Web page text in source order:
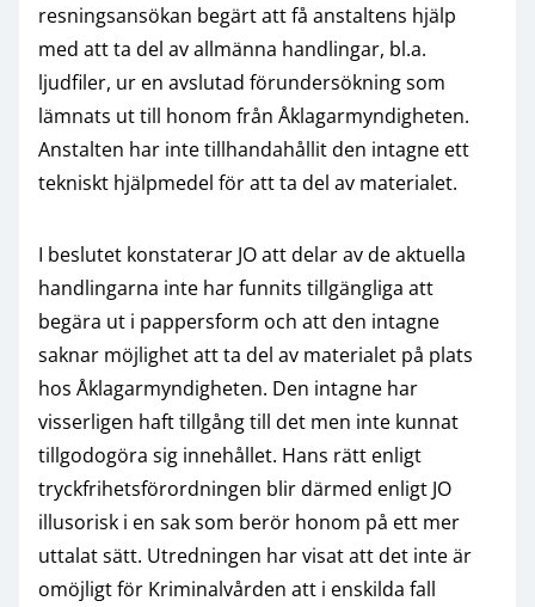
resningsansökan begärt att få anstaltens hjälp
med att ta del av allmänna handlingar, bl.a.
ljudfiler, ur en avslutad förundersökning som
lämnats ut till honom från Åklagarmyndigheten.
Anstalten har inte tillhandahållit den intagne ett
tekniskt hjälpmedel för att ta del av materialet.
I beslutet konstaterar JO att delar av de aktuella
handlingarna inte har funnits tillgängliga att
begära ut i pappersform och att den intagne
saknar möjlighet att ta del av materialet på plats
hos Åklagarmyndigheten. Den intagne har
visserligen haft tillgång till det men inte kunnat
tillgodogöra sig innehållet. Hans rätt enligt
tryckfrihetsförordningen blir därmed enligt JO
illusorisk i en sak som berör honom på ett mer
uttalat sätt. Utredningen har visat att det inte är
omöjligt för Kriminalvården att i enskilda fall